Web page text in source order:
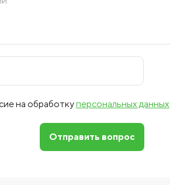
на обработкуперсональных данных
Отправить вопрос